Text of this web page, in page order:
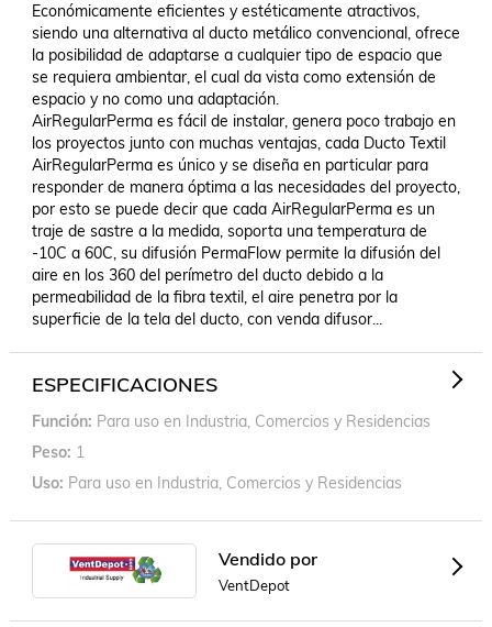
Económicamente eficientes y estéticamente atractivos,
siendo una alternativa al ducto metálico convencional, ofrece
la posibilidad de adaptarse a cualquier tipo de espacio que
se requiera ambientar, el cual da vista como extensión de
espacio y no como una adaptación.
AirRegularPerma es fácil de instalar, genera poco trabajo en
los proyectos junto con muchas ventajas, cada Ducto Textil
AirRegularPerma es único y se diseña en particular para
responder de manera óptima a las necesidades del proyecto,
por esto se puede decir que cada AirRegularPerma es un
traje de sastre a la medida, soporta una temperatura de
-10C a 60C, su difusión PermaFlow permite la difusión del
aire en los 360 del perímetro del ducto debido a la
permeabilidad de la fibra textil, el aire penetra por la
superficie de la tela del ducto, con venda difusor...
ESPECIFICACIONES
Función Para uso en Industria, Comercios y Residencias
Peso 1
Uso Para uso en Industria, Comercios y Residencias
Vendido por
VentDepot